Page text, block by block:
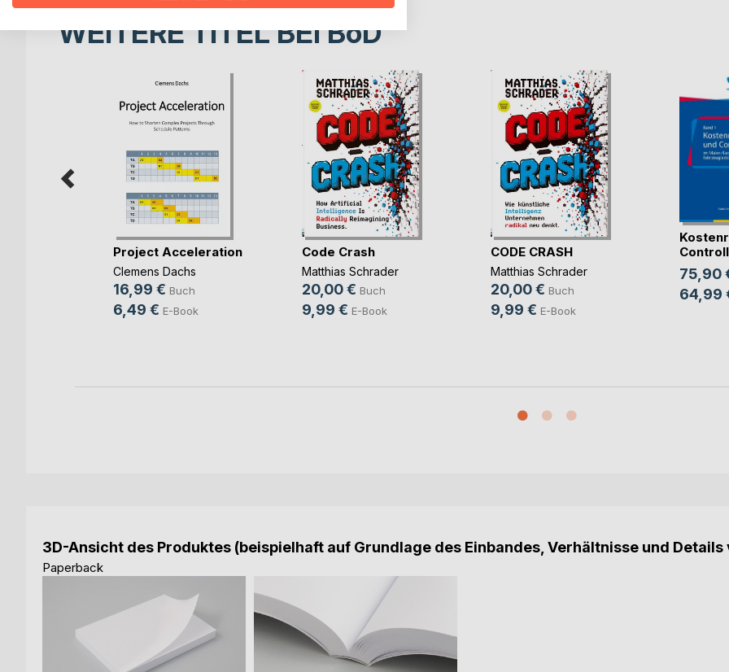
WEITERE TITEL BEIBoD
Project Acceleration
Clemens Dachs
16,99 € Buch
6,49 € E-Book
Code Crash
Matthias Schrader
20,00 € Buch
9,99 € E-Book
CODE CRASH
Matthias Schrader
20,00 € Buch
9,99 € E-Book
75,90
64,99
3D-Ansicht des Produktes (beispielhaft auf Grundlage des Einbandes, Verhältnisse und
Paperback